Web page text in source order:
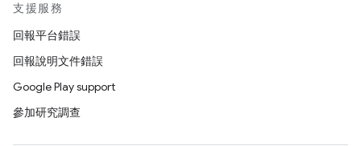
支援服務
回報平台錯誤
回報說明文件錯誤
Google Play support
參加研究調查